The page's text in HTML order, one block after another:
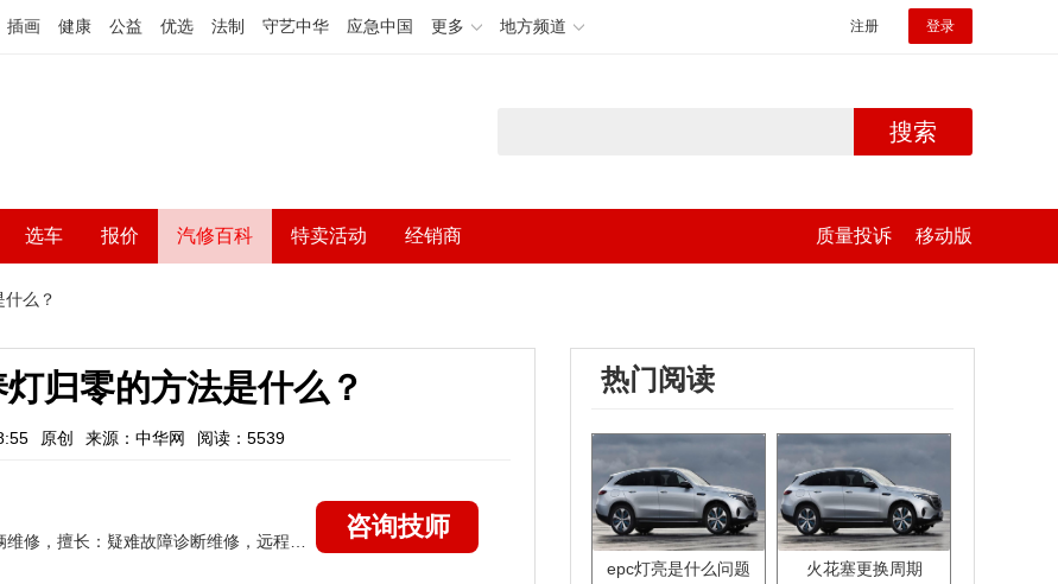
插画 健康 公益 优选 法制 守艺中华 应急中国 更多 地方频道 注册 登录
搜索
选车 报价 汽修百科 特卖活动 经销商 质量投诉 移动版
么？
归零的方法是什么？
原创 来源：中华网 阅读：5539
咨询技师
热门阅读
epc灯亮是什么问题 火花塞更换周期